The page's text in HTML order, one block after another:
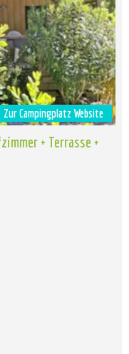
Zur Campingplatz Website
+ Terrasse +